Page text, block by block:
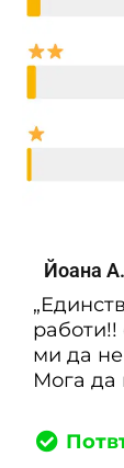
Йоана А.
ми да не
Мога да